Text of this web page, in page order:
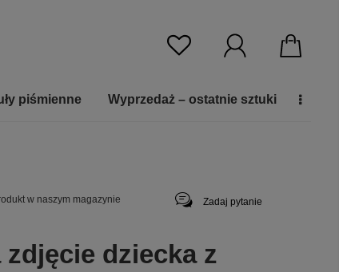
piśmienne Wyprzedaż – ostatnie sztuki
w naszym magazynie Zadaj pytanie
zdjęcie dziecka z